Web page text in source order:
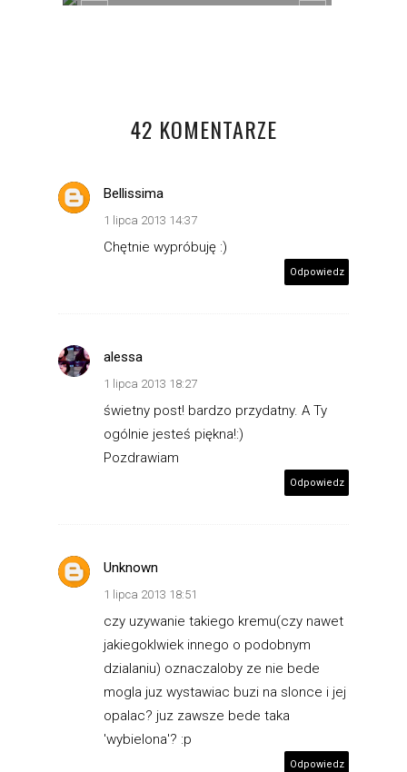
42 KOMENTARZE
Bellissima
1 lipca 2013 14:37
Chętnie wypróbuję :)
Odpowiedz
alessa
1 lipca 2013 18:27
świetny post! bardzo przydatny. A Ty
ogólnie jesteś piękna!:)
Pozdrawiam
Odpowiedz
Unknown
1 lipca 2013 18:51
czy uzywanie takiego kremu(czy nawet
jakiegoklwiek innego o podobnym
dzialaniu) oznaczaloby ze nie bede
mogla juz wystawiac buzi na slonce i jej
opalac? juz zawsze bede taka
'wybielona'? :p
Odpowiedz